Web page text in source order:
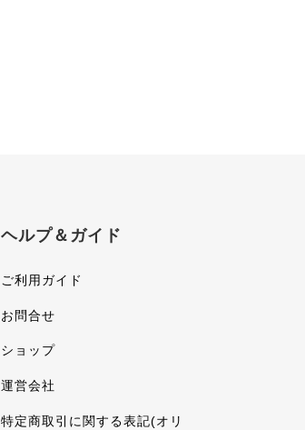
ヘルプ＆ガイド
ご利用ガイド
お問合せ
ショップ
運営会社
特定商取引に関する表記(オリ